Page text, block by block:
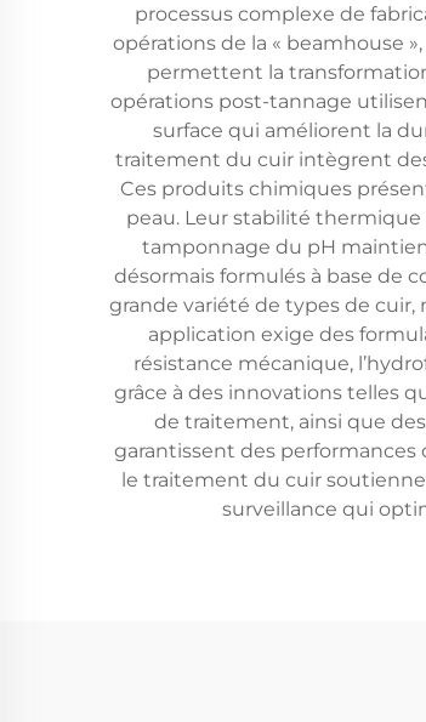
processus complexe de
opérations de la « beamhouse
permettent la
opérations post-tannage
surface qui améliorent la
traitement du cuir intègrent
Ces produits chimiques
peau. Leur stabilité
tamponnage du pH
désormais formulés à base de
grande variété de types de
application exige des
résistance mécanique,
grâce à des innovations telles
de traitement, ainsi que
garantissent des
le traitement du cuir
surveillance qui